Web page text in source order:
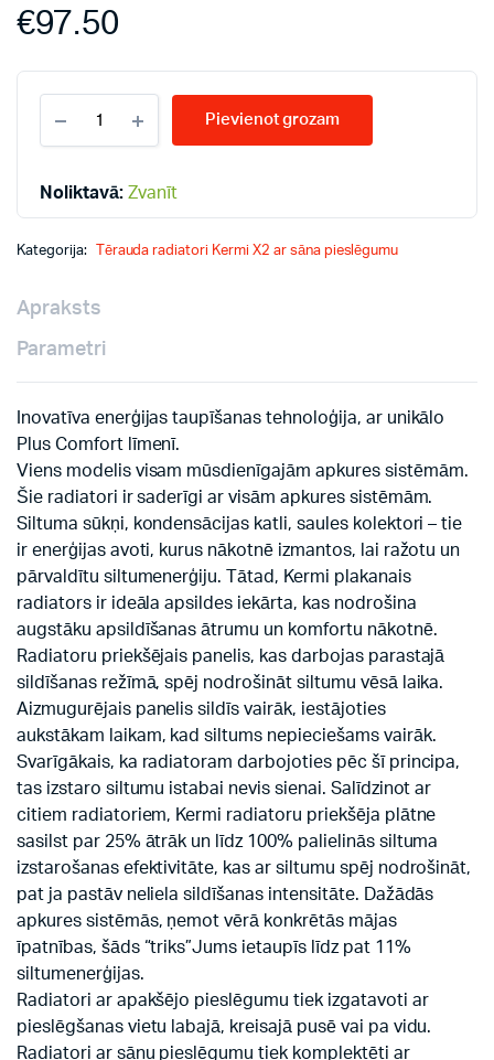
€97.50
400*1600
quantity
Pievienot grozam
Noliktavā: Zvanīt
Kategorija: Tērauda radiatori Kermi X2 ar sāna pieslēgumu
Apraksts
Parametri
Inovatīva enerģijas taupīšanas tehnoloģija, ar unikālo
Plus Comfort līmenī.
Viens modelis visam mūsdienīgajām apkures sistēmām.
Šie radiatori ir saderīgi ar visām apkures sistēmām.
Siltuma sūkņi, kondensācijas katli, saules kolektori – tie
ir enerģijas avoti, kurus nākotnē izmantos, lai ražotu un
pārvaldītu siltumenerģiju. Tātad, Kermi plakanais
radiators ir ideāla apsildes iekārta, kas nodrošina
augstāku apsildīšanas ātrumu un komfortu nākotnē.
Radiatoru priekšējais panelis, kas darbojas parastajā
sildīšanas režīmā, spēj nodrošināt siltumu vēsā laika.
Aizmugurējais panelis sildīs vairāk, iestājoties
aukstākam laikam, kad siltums nepieciešams vairāk.
Svarīgākais, ka radiatoram darbojoties pēc šī principa,
tas izstaro siltumu istabai nevis sienai. Salīdzinot ar
citiem radiatoriem, Kermi radiatoru priekšēja plātne
sasilst par 25% ātrāk un līdz 100% palielinās siltuma
izstarošanas efektivitāte, kas ar siltumu spēj nodrošināt,
pat ja pastāv neliela sildīšanas intensitāte. Dažādās
apkures sistēmās, ņemot vērā konkrētās mājas
īpatnības, šāds “triks”Jums ietaupīs līdz pat 11%
siltumenerģijas.
Radiatori ar apakšējo pieslēgumu tiek izgatavoti ar
pieslēgšanas vietu labajā, kreisajā pusē vai pa vidu.
Radiatori ar sānu pieslēgumu tiek komplektēti ar